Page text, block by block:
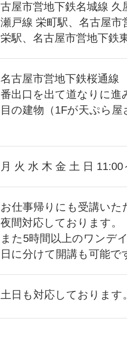
古屋市営地下鉄名城線 久
瀬戸線 栄町駅、名古屋市
栄駅、名古屋市営地下鉄
名古屋市営地下鉄桜通
番出口を出て道なりに進
目の建物（1Fが天ぷら
月 火 水 木 金 土 日 11:00
お仕事帰りにも受講いた
夜間対応しております。
また5時間以上のワンデ
日に分けて開講も可能で
土日も対応しております